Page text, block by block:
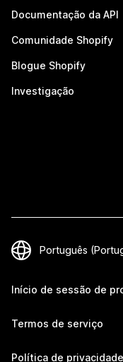
Documentação da API
Comunidade Shopify
Blogue Shopify
Investigação
Início de sessão de
Termos de serviço
Política de privacidade